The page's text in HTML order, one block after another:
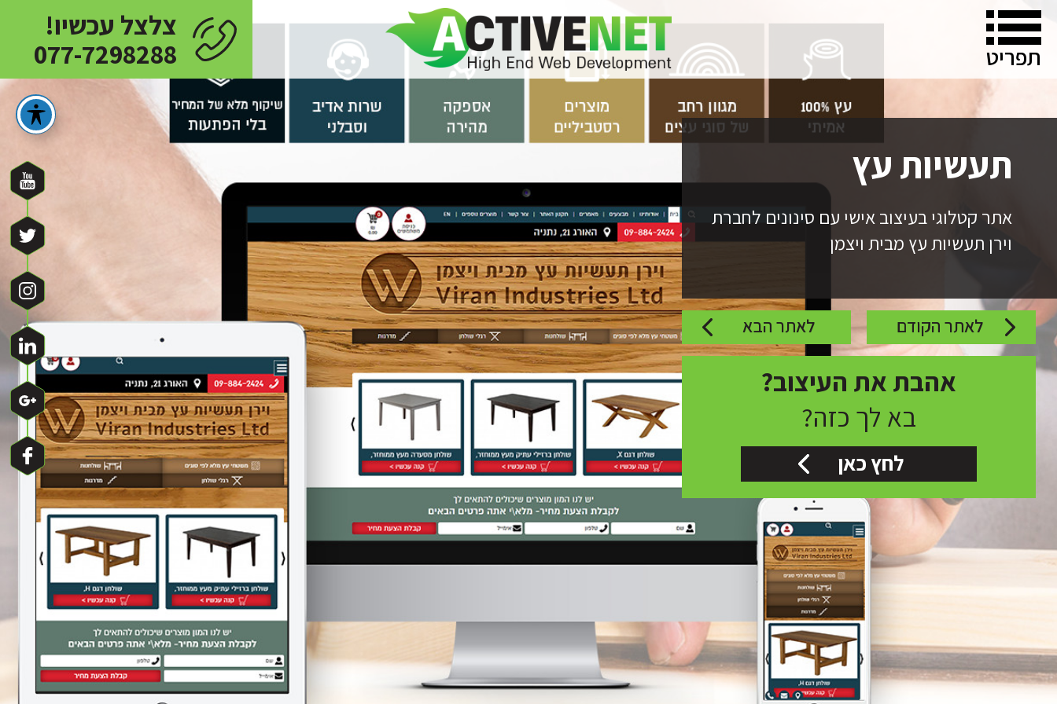
תפריט
צלצל עכשיו!
077-7298288
תעשיות עץ
אתר קטלוגי בעיצוב אישי עם סינונים לחברת
וירן תעשיות עץ מבית ויצמן
לאתר הקודם לאתר הבא
אהבת את העיצוב?
בא לך כזה?
לחץ כאן
על מנת שנכין את ההצעה המתאימה ביותר עבורך, נשמח לפרטים נוספים:
לפני שאנחנו יוצרים איתך קשר טלפוני בנוגע לבניית האתר הבא שלך, נשמח לקבל ממך כמה פרטים נוספים שיעזרו לנו להבין את הצרכים
קראתי ואני מאשר/ת אתמדיניות הפרטיות